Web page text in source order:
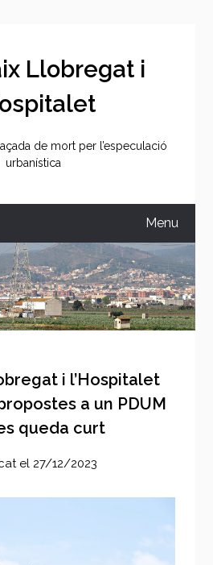
Llobregat i
de mort per l’especulació
urbanística
Menu
i l’Hospitalet
a un PDUM
queda curt
el 27/12/2023